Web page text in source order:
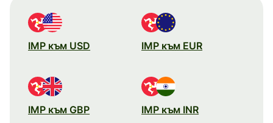
IMP към USD IMP към EUR
IMP към GBP IMP към INR